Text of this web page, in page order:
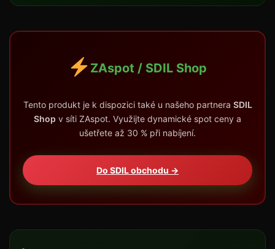
ZAspot / SDIL Shop
Tento produkt je k dispozici také u našeho partnera SDIL
Shop v síti ZAspot. Využijte dynamické spot ceny a
ušetřete až 30 % při nabíjení.
Do SDIL obchodu →